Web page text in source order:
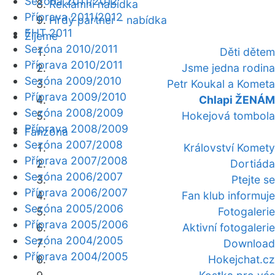
Reklamní nabídka
Hrdý partner - nabídka
Žijeme
Děti dětem
Jsme jedna rodina
Petr Koukal a Kometa
Chlapi ŽENÁM
Hokejová tombola
Fanzóna
Království Komety
Dortiáda
Ptejte se
Fan klub informuje
Fotogalerie
Aktivní fotogalerie
Download
Hokejchat.cz
Příprava 2011/2012
EHT 2011
Sezóna 2010/2011
Příprava 2010/2011
Sezóna 2009/2010
Příprava 2009/2010
Sezóna 2008/2009
Příprava 2008/2009
Sezóna 2007/2008
Příprava 2007/2008
Sezóna 2006/2007
Příprava 2006/2007
Sezóna 2005/2006
Příprava 2005/2006
Sezóna 2004/2005
Příprava 2004/2005